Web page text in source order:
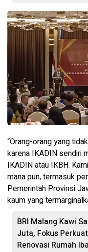
“Orang-orang yang
karena IKADIN sendiri
IKADIN atau IKBH.
mana pun, termasuk
Pemerintah Provinsi
kaum yang
BRI Malang Kawi
Juta, Fokus
Renovasi Rumah